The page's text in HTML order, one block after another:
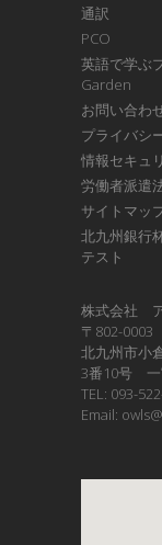
通訳
PCO
英語で学ぶ
Garden
お問い合わ
プライバシ
情報セキュ
労働者派遣
サイトマッ
北九州銀行
テスト
株式会社
〒802-0003
北九州市小
3番10号 一
TEL: 093-
Email: